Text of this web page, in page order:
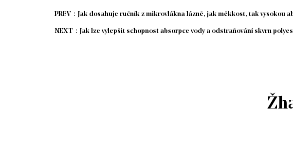
PREV：Jak dosahuje ručník z mikrovlákna lázně, jak měkkost, tak vysokou
NEXT：Jak lze vylepšit schopnost absorpce vody a odstraňování skvrn